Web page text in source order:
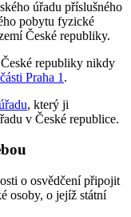
úřadu příslušného
pobytu fyzické
České republiky.
republiky nikdy
Praha 1 .
, který ji
v České republice.
o osvědčení připojit
osoby, o jejíž státní